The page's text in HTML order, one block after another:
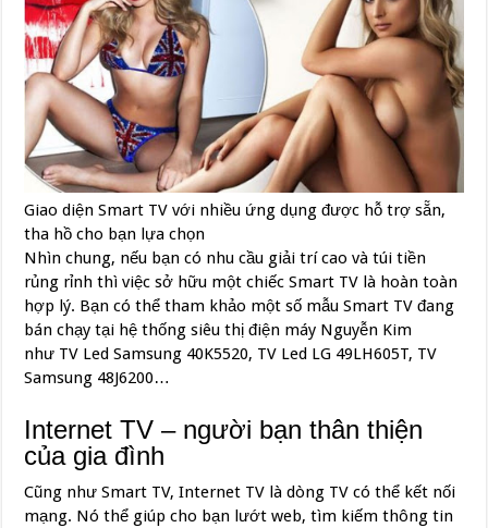
Giao diện Smart TV với nhiều ứng dụng được hỗ trợ sẵn,
tha hồ cho bạn lựa chọn
Nhìn chung, nếu bạn có nhu cầu giải trí cao và túi tiền
rủng rỉnh thì việc sở hữu một chiếc Smart TV là hoàn toàn
hợp lý. Bạn có thể tham khảo một số mẫu Smart TV đang
bán chạy tại hệ thống siêu thị điện máy Nguyễn Kim
như TV Led Samsung 40K5520, TV Led LG 49LH605T, TV
Samsung 48J6200…
Internet TV – người bạn thân thiện
của gia đình
Cũng như Smart TV, Internet TV là dòng TV có thể kết nối
mạng. Nó thể giúp cho bạn lướt web, tìm kiếm thông tin